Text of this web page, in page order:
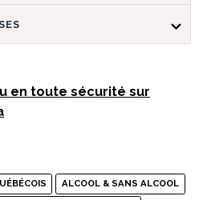
en toute sécurité sur
ALCOOL & SANS ALCOOL